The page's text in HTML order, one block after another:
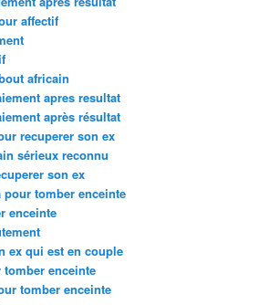
affectif
africain
apres resultat
après résultat
recuperer son ex
sérieux reconnu
son ex
tomber enceinte
enceinte
ex qui est en couple
enceinte
tomber enceinte